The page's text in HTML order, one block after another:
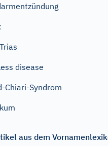
disease
Chiari-Syndrom
aus dem